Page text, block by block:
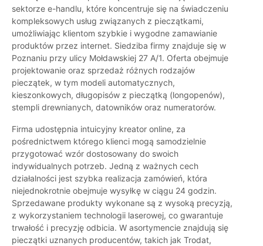
sektorze e-handlu, które koncentruje się na świadczeniu
kompleksowych usług związanych z pieczątkami,
umożliwiając klientom szybkie i wygodne zamawianie
produktów przez internet. Siedziba firmy znajduje się w
Poznaniu przy ulicy Mołdawskiej 27 A/1. Oferta obejmuje
projektowanie oraz sprzedaż różnych rodzajów
pieczątek, w tym modeli automatycznych,
kieszonkowych, długopisów z pieczątką (longopenów),
stempli drewnianych, datowników oraz numeratorów.
Firma udostępnia intuicyjny kreator online, za
pośrednictwem którego klienci mogą samodzielnie
przygotować wzór dostosowany do swoich
indywidualnych potrzeb. Jedną z ważnych cech
działalności jest szybka realizacja zamówień, która
niejednokrotnie obejmuje wysyłkę w ciągu 24 godzin.
Sprzedawane produkty wykonane są z wysoką precyzją,
z wykorzystaniem technologii laserowej, co gwarantuje
trwałość i precyzję odbicia. W asortymencie znajdują się
pieczątki uznanych producentów, takich jak Trodat,